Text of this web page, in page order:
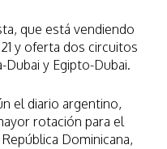
que está vendiendo
y oferta dos circuitos
y Egipto-Dubai.
el diario argentino,
rotación para el
Dominicana,